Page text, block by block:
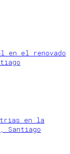
en el renovado
en la
Santiago